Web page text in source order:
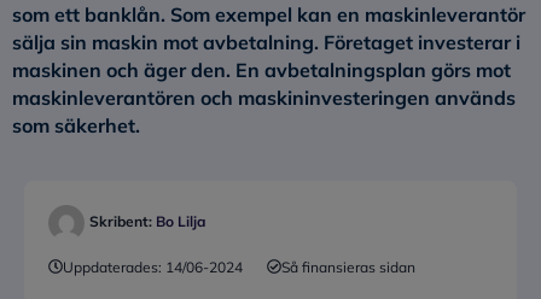
som ett banklån. Som exempel kan en maskinleverantör
sälja sin maskin mot avbetalning. Företaget investerar i
maskinen och äger den. En avbetalningsplan görs mot
maskinleverantören och maskininvesteringen används
som säkerhet.
Skribent: Bo Lilja
Uppdaterades: 14/06-2024 Så finansieras sidan